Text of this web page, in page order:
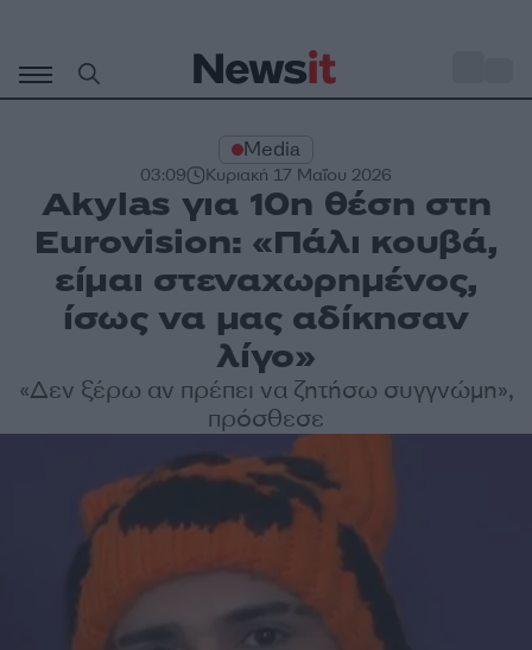
περιεχόμενο
Media
03:09 Κυριακή 17 Μαΐου 2026
Akylas για 10η θέση στη
Eurovision: «Πάλι κουβά,
είμαι στεναχωρημένος,
ίσως να μας αδίκησαν
λίγο»
«Δεν ξέρω αν πρέπει να ζητήσω συγγνώμη»,
πρόσθεσε